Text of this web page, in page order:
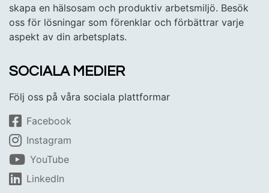
skapa en hälsosam och produktiv arbetsmiljö. Besök
oss för lösningar som förenklar och förbättrar varje
aspekt av din arbetsplats.
SOCIALA MEDIER
Följ oss på våra sociala plattformar
Facebook
Instagram
YouTube
LinkedIn